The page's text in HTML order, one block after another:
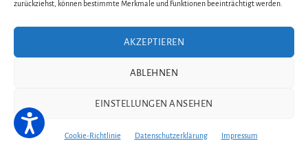
zurückziehst, können bestimmte Merkmale und Funktionen beeinträchtigt werden.
AKZEPTIEREN
ABLEHNEN
EINSTELLUNGEN ANSEHEN
Cookie-Richtlinie Datenschutzerklärung Impressum
© 2026
Selbsthilfe-Kontaktstelle im Fachdienst Gesundheit
Delmenhorst
Kontakt Impressum
Datenschutzerklärung